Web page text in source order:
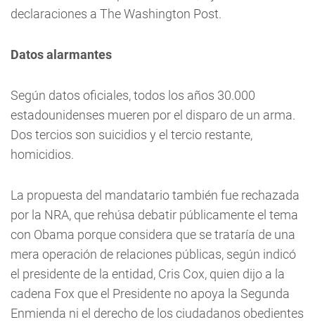
declaraciones a The Washington Post.
Datos alarmantes
Según datos oficiales, todos los años 30.000
estadounidenses mueren por el disparo de un arma.
Dos tercios son suicidios y el tercio restante,
homicidios.
La propuesta del mandatario también fue rechazada
por la NRA, que rehúsa debatir públicamente el tema
con Obama porque considera que se trataría de una
mera operación de relaciones públicas, según indicó
el presidente de la entidad, Cris Cox, quien dijo a la
cadena Fox que el Presidente no apoya la Segunda
Enmienda ni el derecho de los ciudadanos obedientes